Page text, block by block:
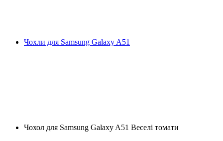
Чохли для Samsung Galaxy A51
Чохол для Samsung Galaxy A51 Веселі томати